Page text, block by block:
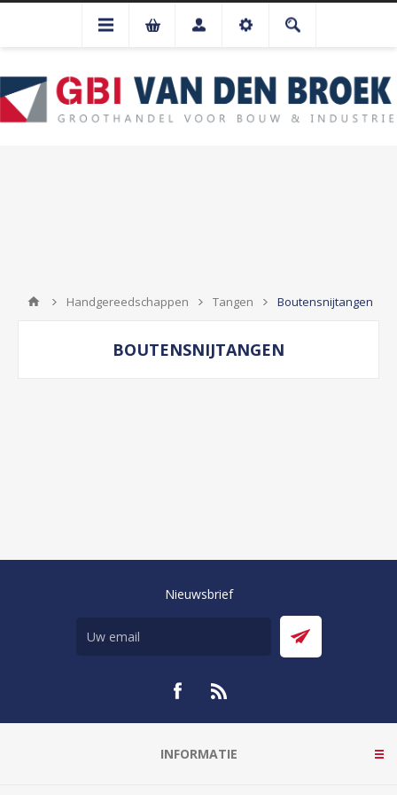
Handgereedschappen Tangen Boutensnijtangen
BOUTENSNIJTANGEN
Nieuwsbrief
INFORMATIE